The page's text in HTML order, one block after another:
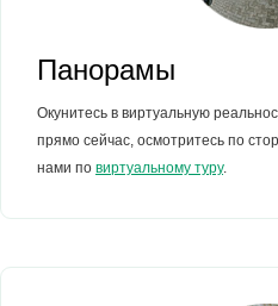
Панорамы
Окунитесь в виртуальную
прямо сейчас, осмотритесь по
нами по виртуальному туру.